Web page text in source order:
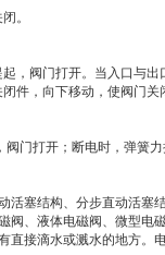
。
，阀门打开。当入口与
件，向下移动，使阀门关
门打开；断电时，弹簧
塞结构、分步直动活塞结
、液体电磁阀、微型电
接滴水或溅水的地方。